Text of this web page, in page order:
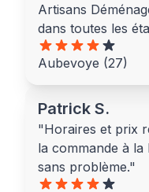
Artisans
dans toutes les
Aubevoye (27)
Patrick S.
"Horaires et prix
la commande à
sans problème."